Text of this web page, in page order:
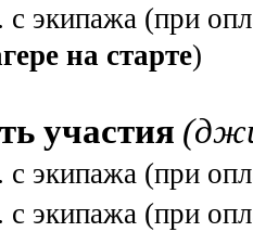
с экипажа (при
на старте)
участия
с экипажа (при
с экипажа (при